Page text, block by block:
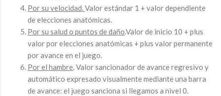
Por su velocidad. Valor estándar 1 + valor dependiente
de elecciones anatómicas.
Por su salud o puntos de daño.Valor de inicio 10 + plus
valor por elecciones anatómicas + plus valor permanente
por avance en el juego.
Por el hambre . Valor sancionador de avance regresivo y
automático expresado visualmente mediante una barra
de avance: el juego sanciona si llegamos a nivel 0.